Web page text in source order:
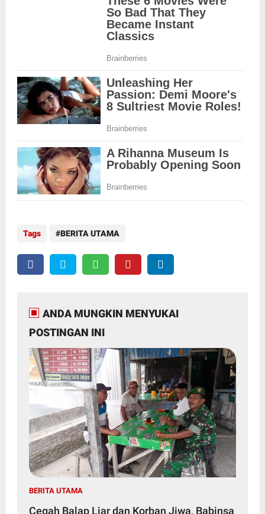
Tags BERITA UTAMA
ANDA MUNGKIN MENYUKAI
POSTINGAN INI
BERITA UTAMA
Cegah Balap Liar dan Korban Jiwa, Babinsa